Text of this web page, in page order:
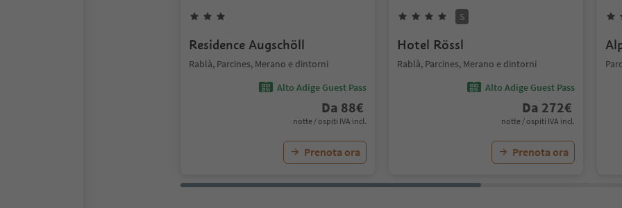
Residence Augschöll
Rablà, Parcines, Merano e dintorni
Alto Adige Guest Pass
Da 88€
notte / ospiti IVA incl.
Prenota ora
S
Hotel Rössl
Rablà, Parcines, Merano e dintorni
Alto Adige Guest Pass
Da 272€
notte / ospiti IVA incl.
Prenota ora